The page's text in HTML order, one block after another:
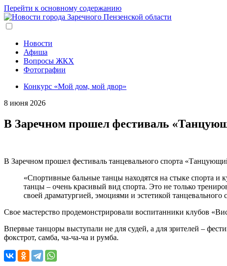
Перейти к основному содержанию
Новости
Афиша
Вопросы ЖКХ
Фотографии
Конкурс «Мой дом, мой двор»
8 июня 2026
В Заречном прошел фестиваль
В Заречном прошел фестиваль танцевального спорта
«Спортивные бальные танцы находятся на стыке спорта и
танцы – очень красивый вид спорта. Это не только
своей драматургией, эмоциями и эстетикой
Свое мастерство продемонстрировали воспитанники клубов
Впервые танцоры выступали не для судей, а для зрителей –
фокстрот, самба, ча-ча-ча и румба.